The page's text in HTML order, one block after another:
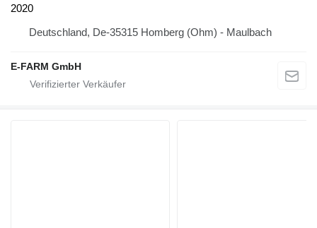
2020
Deutschland, De-35315 Homberg (Ohm) - Maulbach
E-FARM GmbH